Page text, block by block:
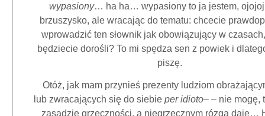
wypasiony… ha ha… wypasiony to ja jestem,
brzuszysko, ale wracając do tematu: chcecie
wprowadzić ten słownik jak obowiązujący w
będziecie dorośli? To mi spędza sen z powiek i
piszę.
Otóż, jak mam przynieś prezenty ludziom
lub zwracających się do siebieper idioto– – nie mogę,
zasadzie grzeczności, a niegrzecznym rózgą daję…